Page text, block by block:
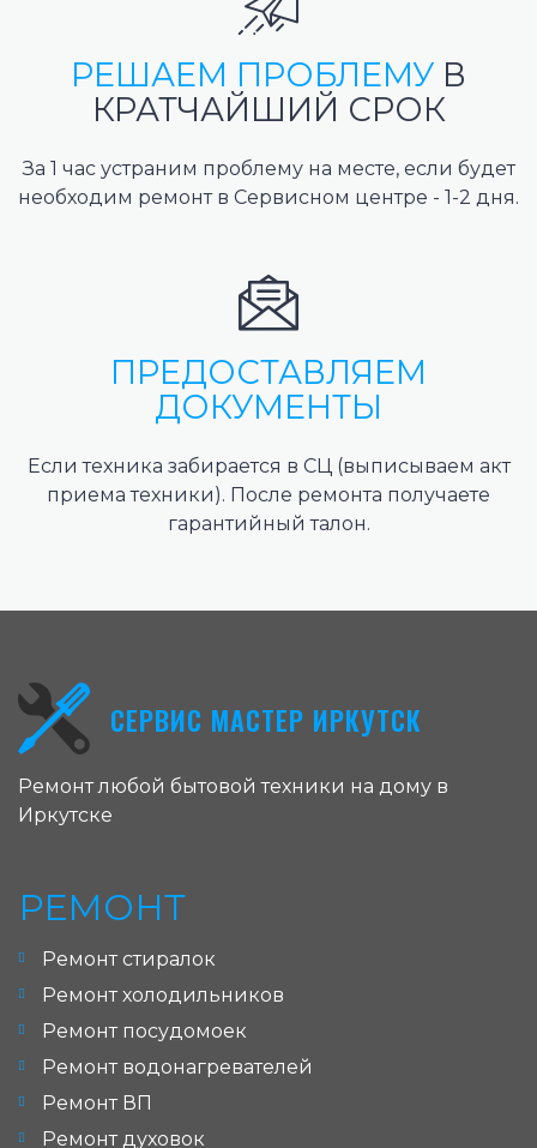
РЕШАЕМ ПРОБЛЕМУ В
КРАТЧАЙШИЙ СРОК
За 1 час устраним проблему на месте, если будет
необходим ремонт в Сервисном центре - 1-2 дня.
ПРЕДОСТАВЛЯЕМ
ДОКУМЕНТЫ
Если техника забирается в СЦ (выписываем акт
приема техники). После ремонта получаете
гарантийный талон.
СЕРВИС МАСТЕР ИРКУТСК
Ремонт любой бытовой техники на дому в
Иркутске
РЕМОНТ
Ремонт стиралок
Ремонт холодильников
Ремонт посудомоек
Ремонт водонагревателей
Ремонт ВП
Ремонт духовок